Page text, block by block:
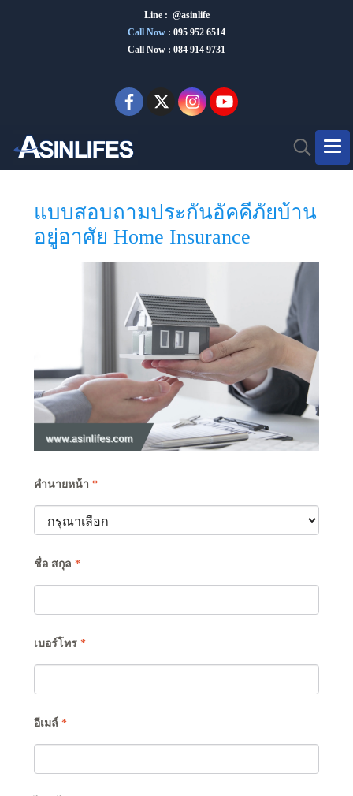
Line : @asinlife
Call Now : 095 952 6514
Call Now : 084 914 9731
แบบสอบถามประกันอัคคีภัยบ้าน
อยู่อาศัย Home Insurance
คำนายหน้า *
ชื่อ สกุล *
เบอร์โทร *
อีเมล์ *